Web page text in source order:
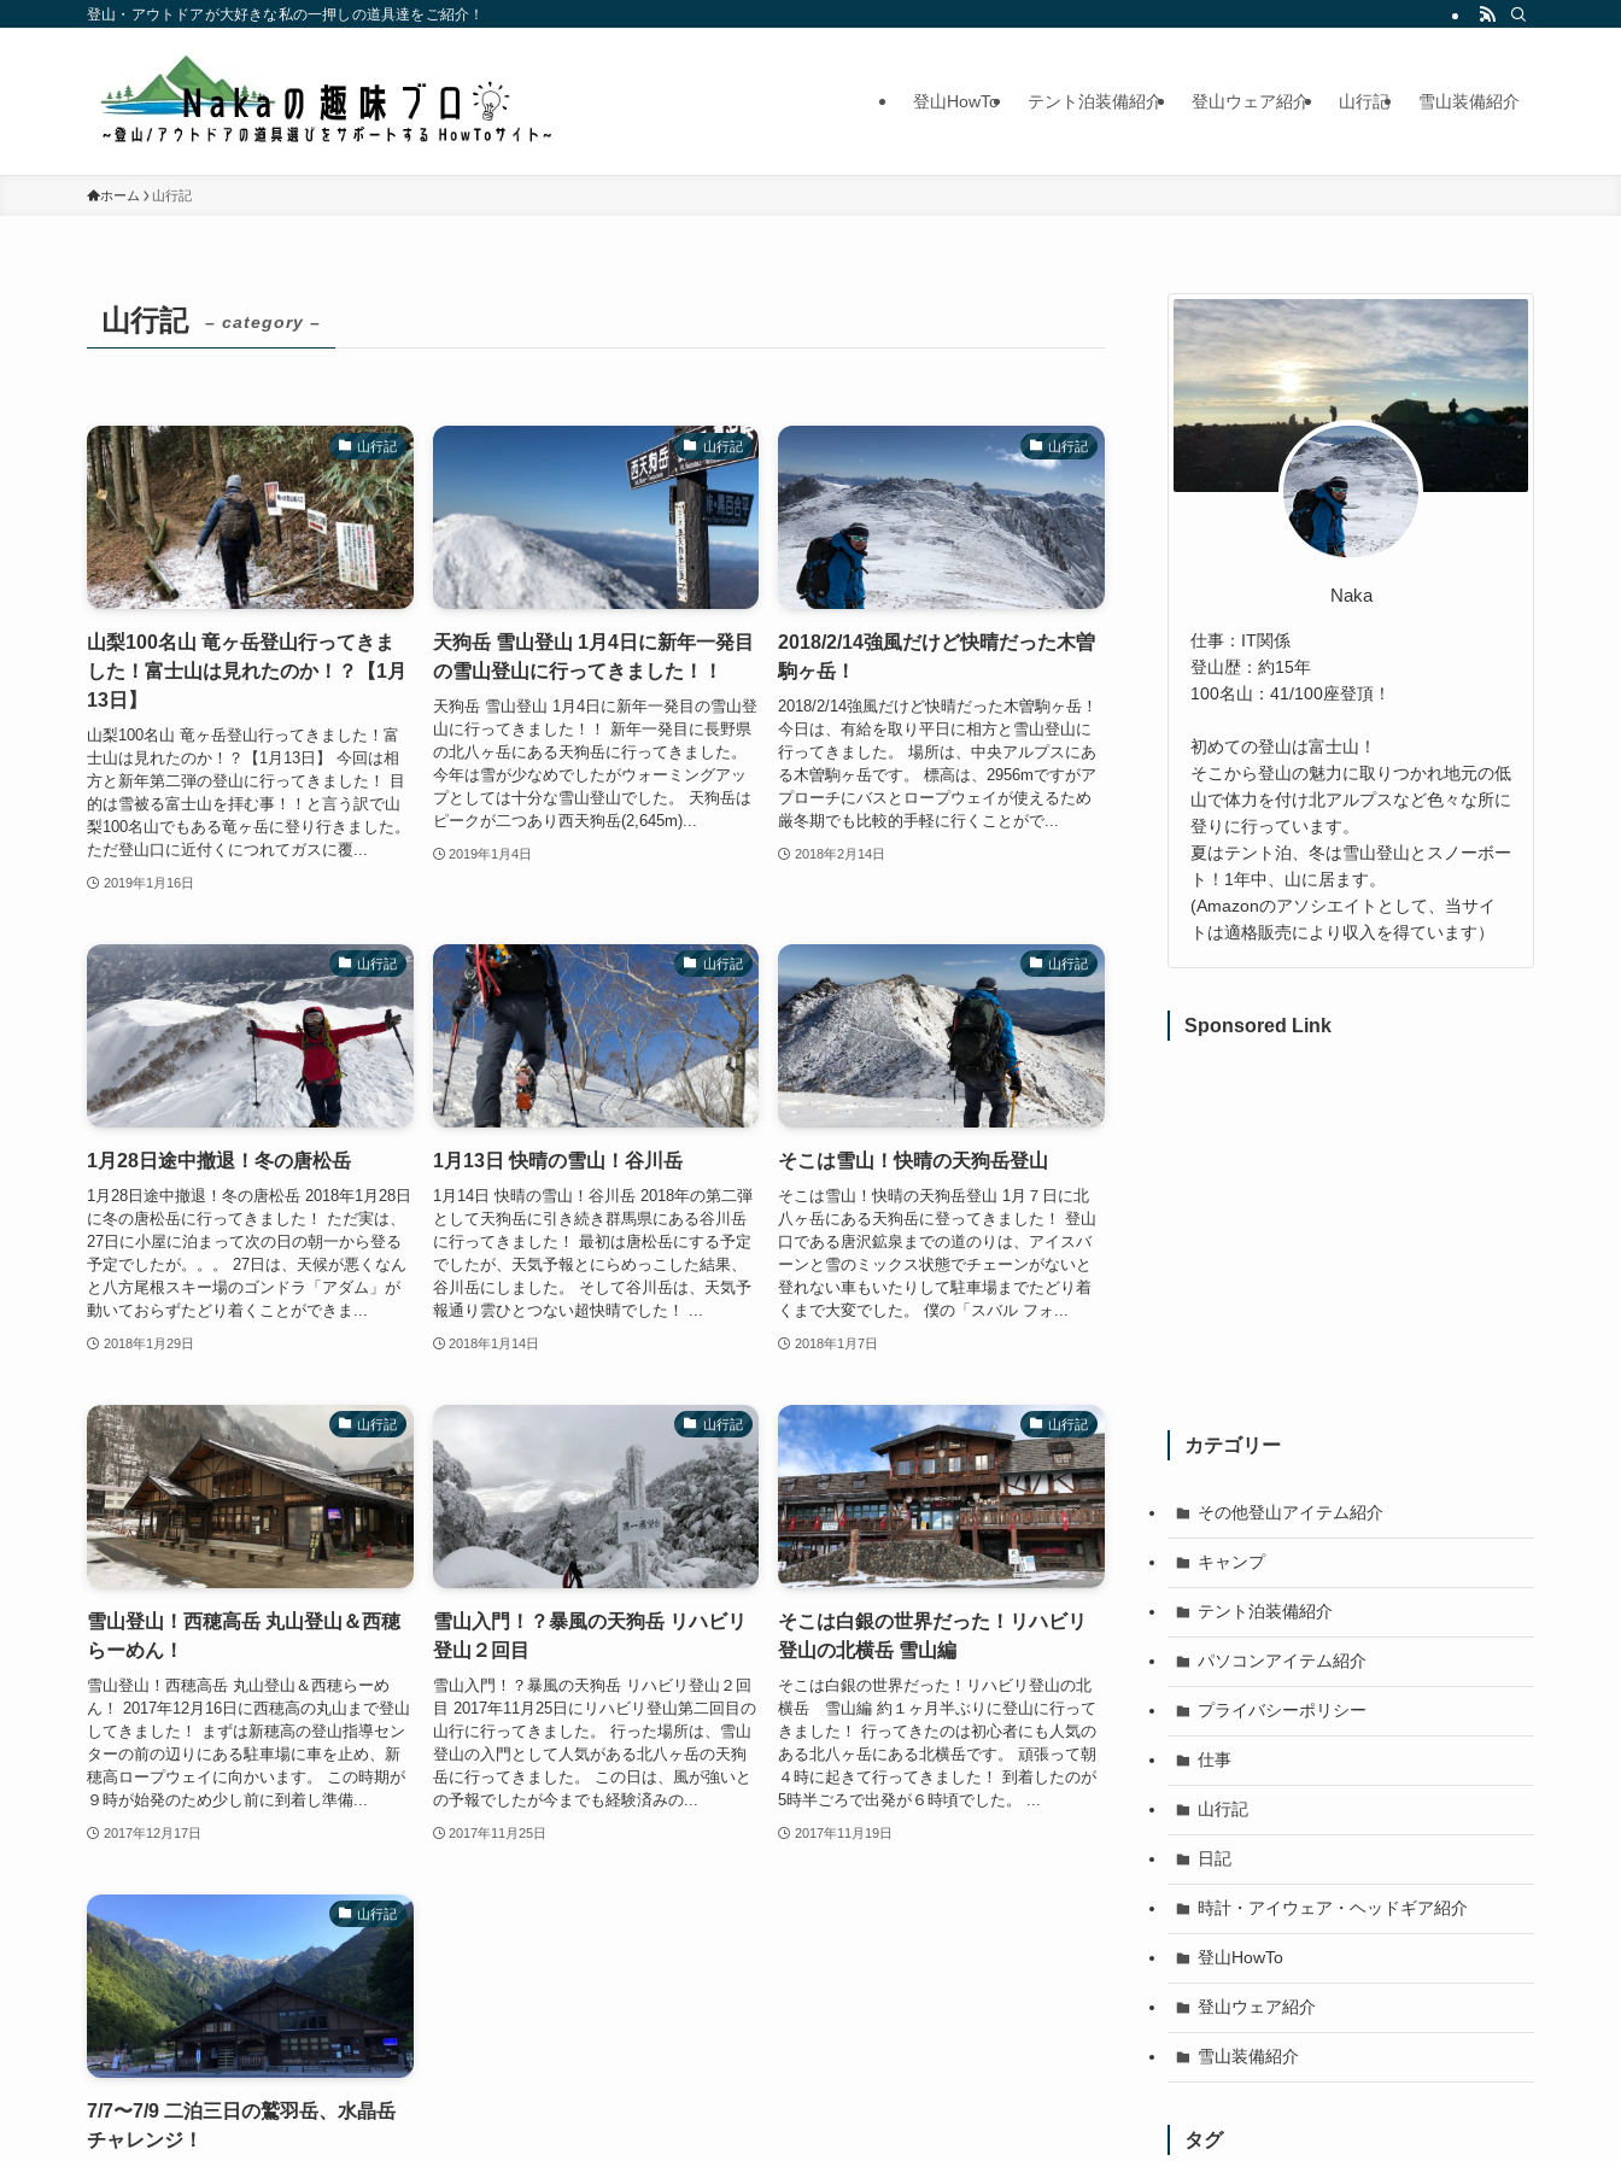
登山・アウトドアが大好きな私の一押しの道具達をご紹介！
登山HowTo テント泊装備紹介 登山ウェア紹介 山行記 雪山装備紹介
ホーム 山行記
山行記 – category –
山行記
山梨100名山 竜ヶ岳登山行ってきま
した！富士山は見れたのか！？【1月
13日】
山梨100名山 竜ヶ岳登山行ってきました！富
士山は見れたのか！？【1月13日】 今回は相
方と新年第二弾の登山に行ってきました！ 目
的は雪被る富士山を拝む事！！と言う訳で山
梨100名山でもある竜ヶ岳に登り行きました。
ただ登山口に近付くにつれてガスに覆...
2019年1月16日
山行記
天狗岳 雪山登山 1月4日に新年一発目
の雪山登山に行ってきました！！
天狗岳 雪山登山 1月4日に新年一発目の雪山登
山に行ってきました！！ 新年一発目に長野県
の北八ヶ岳にある天狗岳に行ってきました。
今年は雪が少なめでしたがウォーミングアッ
プとしては十分な雪山登山でした。 天狗岳は
ピークが二つあり西天狗岳(2,645m)...
2019年1月4日
山行記
2018/2/14強風だけど快晴だった木曽
駒ヶ岳！
2018/2/14強風だけど快晴だった木曽駒ヶ岳！
今日は、有給を取り平日に相方と雪山登山に
行ってきました。 場所は、中央アルプスにあ
る木曽駒ヶ岳です。 標高は、2956mですがア
プローチにバスとロープウェイが使えるため
厳冬期でも比較的手軽に行くことがで...
2018年2月14日
山行記
1月28日途中撤退！冬の唐松岳
1月28日途中撤退！冬の唐松岳 2018年1月28日
に冬の唐松岳に行ってきました！ ただ実は、
27日に小屋に泊まって次の日の朝一から登る
予定でしたが。。。 27日は、天候が悪くなん
と八方尾根スキー場のゴンドラ「アダム」が
動いておらずたどり着くことができま...
2018年1月29日
山行記
1月13日 快晴の雪山！谷川岳
1月14日 快晴の雪山！谷川岳 2018年の第二弾
として天狗岳に引き続き群馬県にある谷川岳
に行ってきました！ 最初は唐松岳にする予定
でしたが、天気予報とにらめっこした結果、
谷川岳にしました。 そして谷川岳は、天気予
報通り雲ひとつない超快晴でした！ ...
2018年1月14日
山行記
そこは雪山！快晴の天狗岳登山
そこは雪山！快晴の天狗岳登山 1月７日に北
八ヶ岳にある天狗岳に登ってきました！ 登山
口である唐沢鉱泉までの道のりは、アイスバ
ーンと雪のミックス状態でチェーンがないと
登れない車もいたりして駐車場までたどり着
くまで大変でした。 僕の「スバル フォ...
2018年1月7日
山行記
雪山登山！西穂高岳 丸山登山＆西穂
らーめん！
雪山登山！西穂高岳 丸山登山＆西穂らーめ
ん！ 2017年12月16日に西穂高の丸山まで登山
してきました！ まずは新穂高の登山指導セン
ターの前の辺りにある駐車場に車を止め、新
穂高ロープウェイに向かいます。 この時期が
９時が始発のため少し前に到着し準備...
2017年12月17日
山行記
雪山入門！？暴風の天狗岳 リハビリ
登山２回目
雪山入門！？暴風の天狗岳 リハビリ登山２回
目 2017年11月25日にリハビリ登山第二回目の
山行に行ってきました。 行った場所は、雪山
登山の入門として人気がある北八ヶ岳の天狗
岳に行ってきました。 この日は、風が強いと
の予報でしたが今までも経験済みの...
2017年11月25日
山行記
そこは白銀の世界だった！リハビリ
登山の北横岳 雪山編
そこは白銀の世界だった！リハビリ登山の北
横岳 雪山編 約１ヶ月半ぶりに登山に行って
きました！ 行ってきたのは初心者にも人気の
ある北八ヶ岳にある北横岳です。 頑張って朝
４時に起きて行ってきました！ 到着したのが
5時半ごろで出発が６時頃でした。 ...
2017年11月19日
山行記
7/7〜7/9 二泊三日の鷲羽岳、水晶岳
チャレンジ！
Naka
仕事：IT関係
登山歴：約15年
100名山：41/100座登頂！
初めての登山は富士山！
そこから登山の魅力に取りつかれ地元の低
山で体力を付け北アルプスなど色々な所に
登りに行っています。
夏はテント泊、冬は雪山登山とスノーボー
ト！1年中、山に居ます。
(Amazonのアソシエイトとして、当サイ
トは適格販売により収入を得ています）
Sponsored Link
カテゴリー
その他登山アイテム紹介
キャンプ
テント泊装備紹介
パソコンアイテム紹介
プライバシーポリシー
仕事
山行記
日記
時計・アイウェア・ヘッドギア紹介
登山HowTo
登山ウェア紹介
雪山装備紹介
タグ